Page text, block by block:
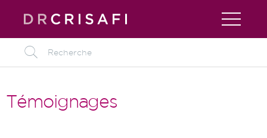
L
Témoignages